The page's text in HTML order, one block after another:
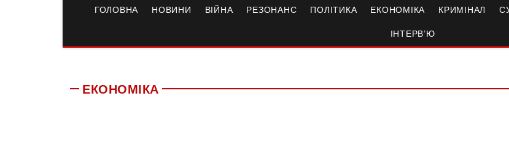
ГОЛОВНА НОВИНИ ВІЙНА РЕЗОНАНС ПОЛІТИКА ЕКОНОМІКА КРИМІНАЛ
ІНТЕРВ’Ю
ЕКОНОМІКА